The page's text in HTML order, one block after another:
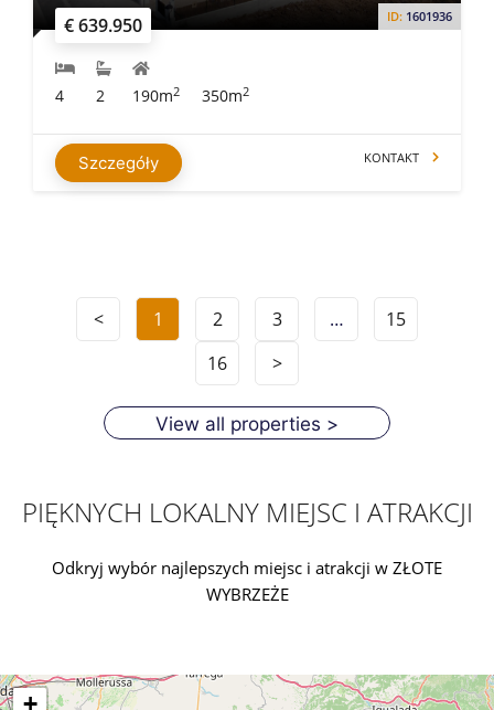
€ 639.950 ID: 1601936
4 2 190m2 350m2
Szczegóły KONTAKT
< 1 2 3 …
15
16
>
View all properties >
PIĘKNYCH LOKALNY MIEJSC I ATRAKCJI
Odkryj wybór najlepszych miejsc i atrakcji w ZŁOTE
WYBRZEŻE
+